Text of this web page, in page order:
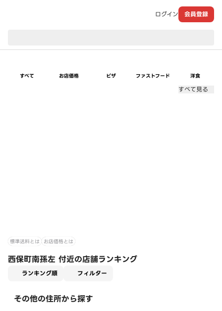
ログイン 会員登録
すべて お店価格 ピザ ファストフード 洋食
すべて見る
標準送料とは お店価格とは
西保町南孫左 付近の店舗ランキング
ランキング順 フィルター
その他の住所から探す